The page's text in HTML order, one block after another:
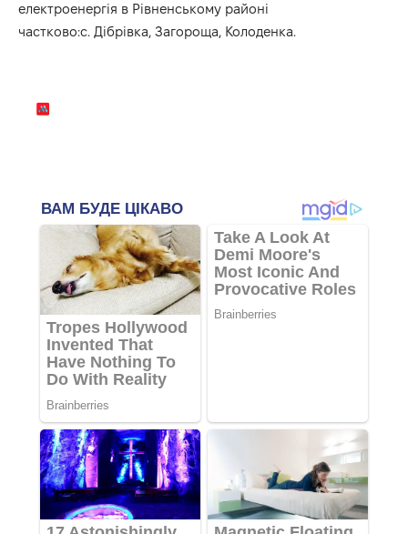
електроенергія в Рівненському районі
частково:с. Дібрівка, Загороща, Колоденка.